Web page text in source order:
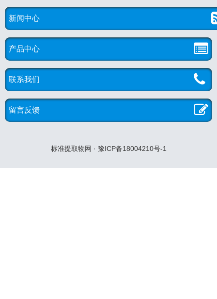
新闻中心
产品中心
联系我们
留言反馈
标准提取物网 · 豫ICP备18004210号-1